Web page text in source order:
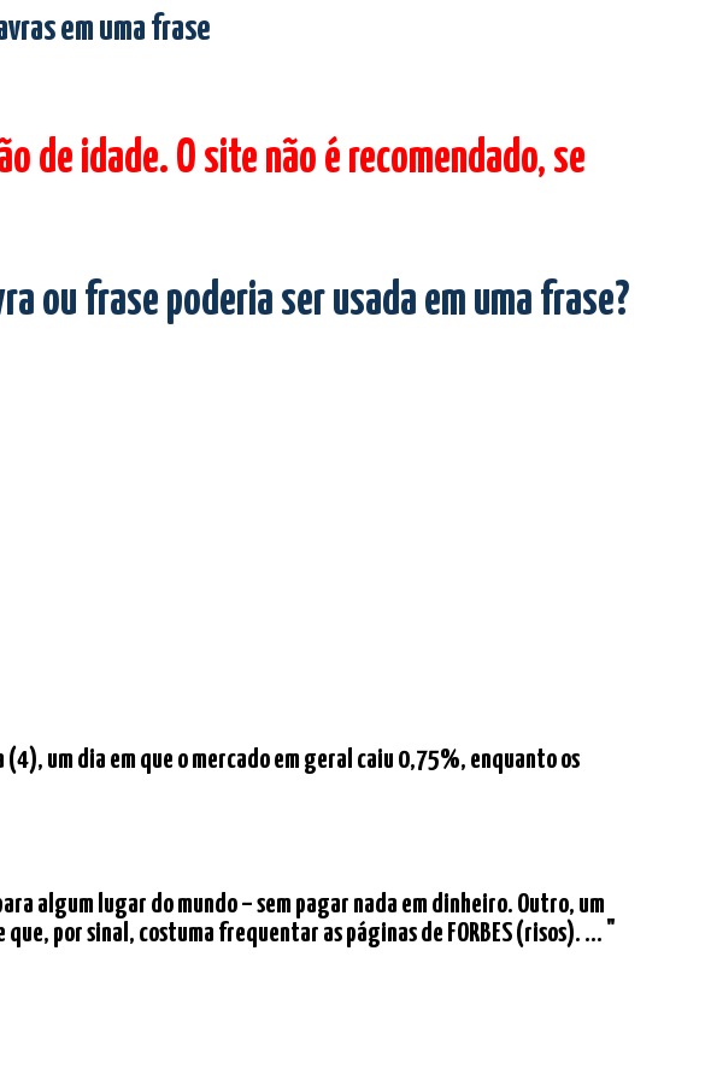
em uma frase
de idade. O site não é recomendado, se
ou frase poderia ser usada em uma frase?
um dia em que o mercado em geral caiu 0,75%, enquanto os
algum lugar do mundo – sem pagar nada em dinheiro. Outro, um
por sinal, costuma frequentar as páginas de FORBES (risos). ... "